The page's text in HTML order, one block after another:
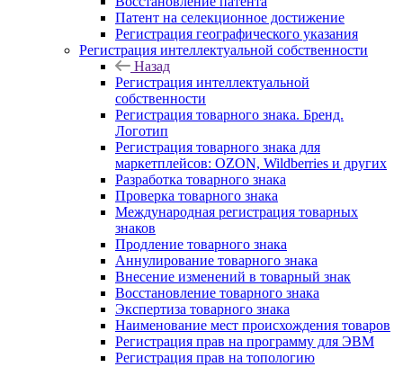
Патент на селекционное достижение
Регистрация географического указания
Регистрация интеллектуальной собственности
Назад
Регистрация интеллектуальной
собственности
Регистрация товарного знака. Бренд.
Логотип
Регистрация товарного знака для
маркетплейсов: OZON, Wildberries и других
Разработка товарного знака
Проверка товарного знака
Международная регистрация товарных
знаков
Продление товарного знака
Аннулирование товарного знака
Внесение изменений в товарный знак
Восстановление товарного знака
Экспертиза товарного знака
Наименование мест происхождения товаров
Регистрация прав на программу для ЭВМ
Регистрация прав на топологию